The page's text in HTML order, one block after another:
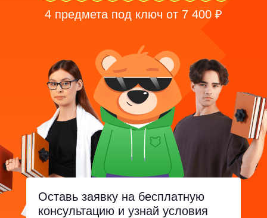
4 предмета под ключ от 7 400 ₽
Оставь заявку на бесплатную
консультацию и узнай условия